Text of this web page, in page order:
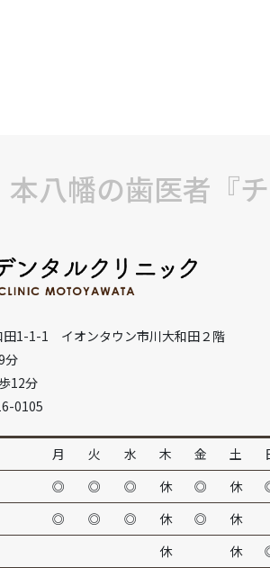
本八幡の歯医者『
1-1-1 イオンタウン市川大和田２階
分
12分
0105
月 火 水 木 金 土
◎ ◎ ◎ 休 ◎ 休
◎ ◎ ◎ 休 ◎ 休
休 休